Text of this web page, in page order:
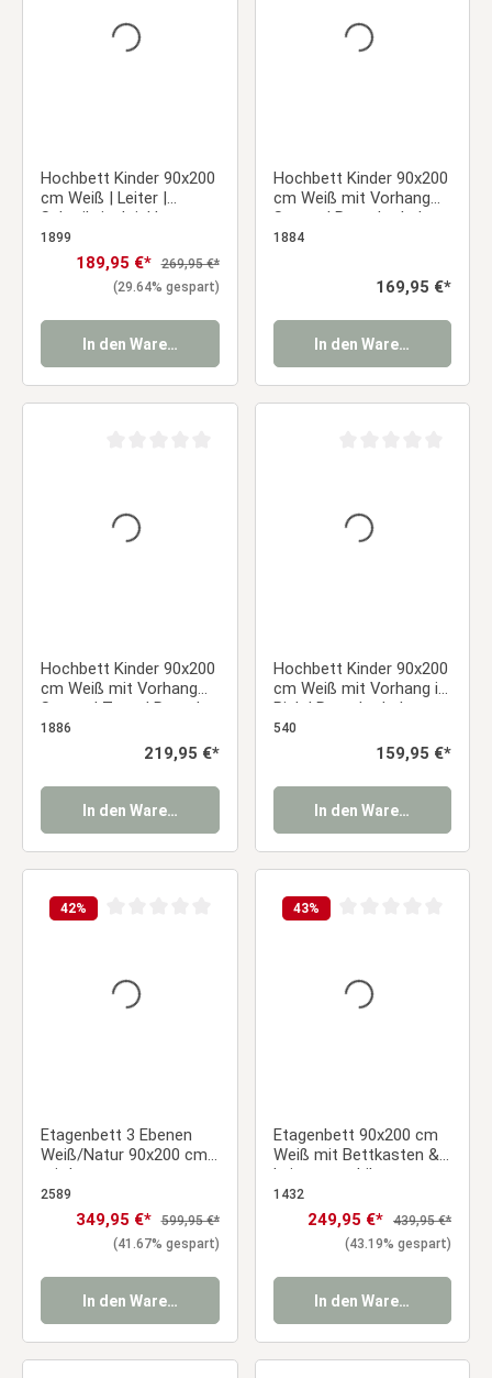
Hochbett Kinder 90x200
cm Weiß | Leiter |
Schreibtisch inkl.
1899
Verkaufspreis:
189,95 €* Regulärer Preis:
269,95 €*
(29.64% gespart)
In den Warenkorb
Hochbett Kinder 90x200
cm Weiß mit Vorhang
Sterne | Rutsche | ohne
Lattenrost
1884
Regulärer Preis:
169,95 €*
In den Warenkorb
Hochbett Kinder 90x200
cm Weiß mit Vorhang
Sterne | Turm | Rutsche
| ohne Lattenrost
1886
Regulärer Preis:
219,95 €*
In den Warenkorb
Hochbett Kinder 90x200
cm Weiß mit Vorhang in
Pink | Rutsche | ohne
Lattenrost
540
Regulärer Preis:
159,95 €*
In den Warenkorb
42%
Etagenbett 3 Ebenen
Weiß/Natur 90x200 cm
mit Lattenrost
2589
Verkaufspreis:
349,95 €* Regulärer Preis:
599,95 €*
(41.67% gespart)
In den Warenkorb
43%
Etagenbett 90x200 cm
Weiß mit Bettkasten &
Leiter – stabiles
Kinderbett mit
Lattenrost
1432
Verkaufspreis:
249,95 €* Regulärer Preis:
439,95 €*
(43.19% gespart)
In den Warenkorb